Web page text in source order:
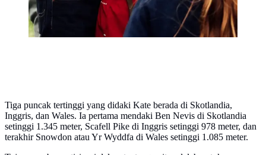
Tiga puncak tertinggi yang didaki Kate berada di Skotlandia,
Inggris, dan Wales. Ia pertama mendaki Ben Nevis di Skotlandia
setinggi 1.345 meter, Scafell Pike di Inggris setinggi 978 meter, dan
terakhir Snowdon atau Yr Wyddfa di Wales setinggi 1.085 meter.